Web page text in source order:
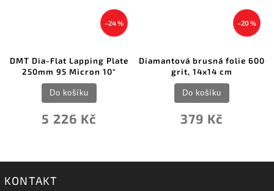
–20 %
Diamantová brusná folie 600
grit, 14x14 cm
379 Kč
Do košíku
DMT Dia-Flat Lapping
203mm 95 Micron 8"
6 850 Kč
Do košíku
KONTAKT